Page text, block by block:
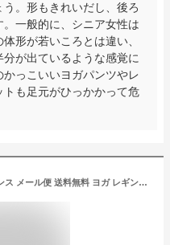
。形もきれいだし、後ろ
一般的に、シニア女性は
形が若いころとは違い、
が出ているような感覚に
っこいいヨガパンツやレ
も足元がひっかかって危
eka ヨガレギンス プリント レギンス メール便 送料無料 ヨガ レギンス 柄 エカ ヨガウエア おしゃれ かわいい スポーツレギンス スポーツ レディース ハイウエスト [M便 1/1]